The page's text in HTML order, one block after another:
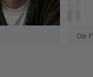
De